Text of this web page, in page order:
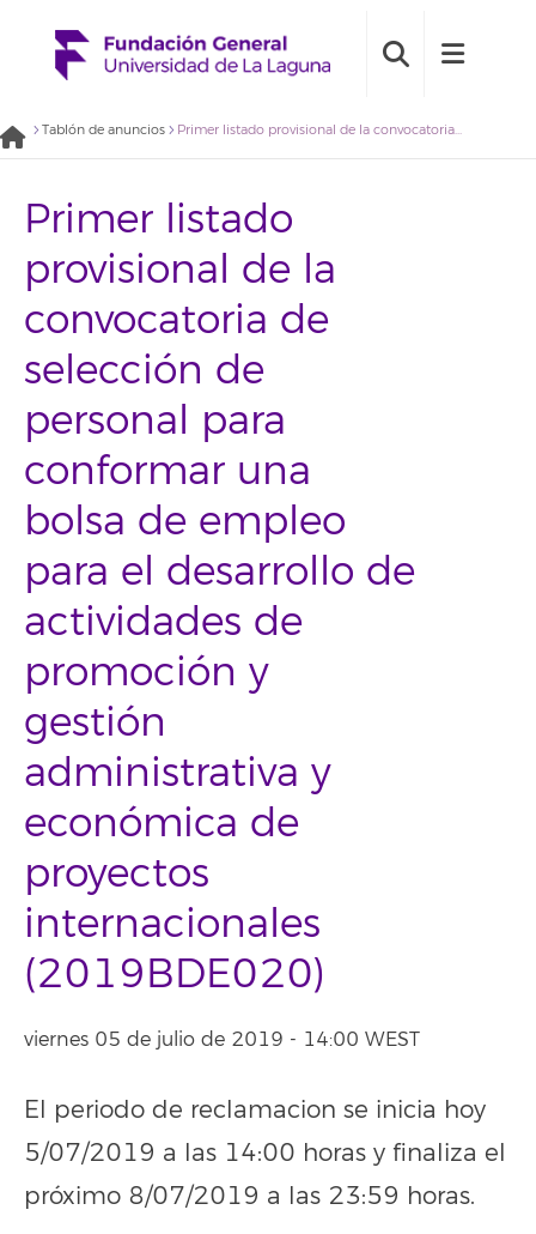
Tablón de anuncios Primer listado provisional de la convocatoria de selección de personal para conformar una bolsa de empleo para el desarrollo de actividades de promoción y gestión administrativa y económica de proyectos internacionales (2019BDE020)
Primer listado
provisional de la
convocatoria de
selección de
personal para
conformar una
bolsa de empleo
para el desarrollo de
actividades de
promoción y
gestión
administrativa y
económica de
proyectos
internacionales
(2019BDE020)
viernes 05 de julio de 2019 - 14:00 WEST
El periodo de reclamacion se inicia hoy
5/07/2019 a las 14:00 horas y finaliza el
próximo 8/07/2019 a las 23:59 horas.